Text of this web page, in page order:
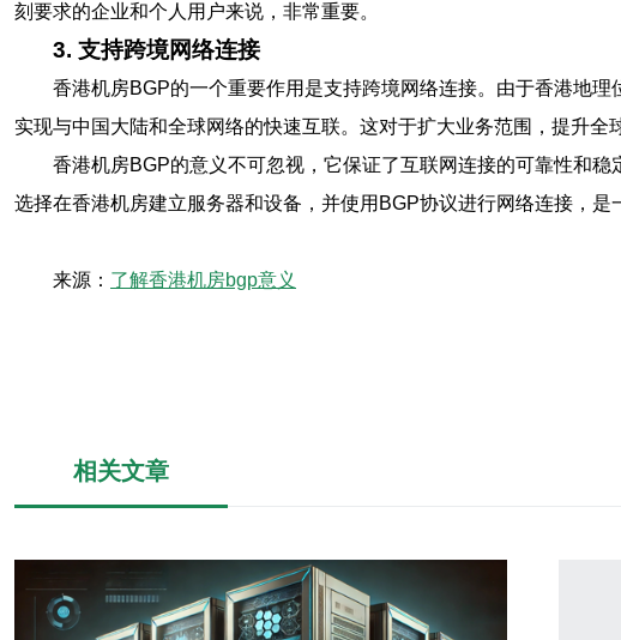
刻要求的企业和个人用户来说，非常重要。
3. 支持跨境网络连接
香港机房BGP的一个重要作用是支持跨境网络连接。由于香港地
实现与中国大陆和全球网络的快速互联。这对于扩大业务范围，提升全
香港机房BGP的意义不可忽视，它保证了互联网连接的可靠性和
选择在香港机房建立服务器和设备，并使用BGP协议进行网络连接，是
来源： 了解香港机房bgp意义
相关文章